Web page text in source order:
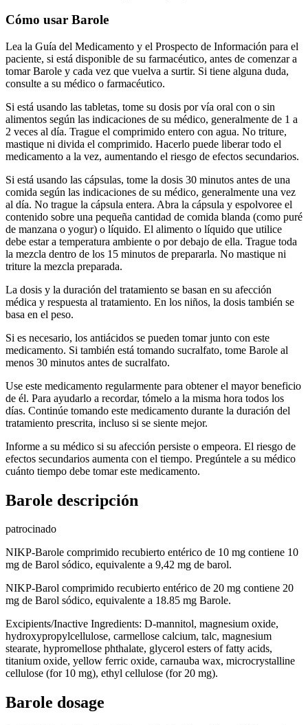
Cómo usar Barole
Lea la Guía del Medicamento y el Prospecto de Información para el
paciente, si está disponible de su farmacéutico, antes de comenzar a
tomar Barole y cada vez que vuelva a surtir. Si tiene alguna duda,
consulte a su médico o farmacéutico.
Si está usando las tabletas, tome su dosis por vía oral con o sin
alimentos según las indicaciones de su médico, generalmente de 1 a
2 veces al día. Trague el comprimido entero con agua. No triture,
mastique ni divida el comprimido. Hacerlo puede liberar todo el
medicamento a la vez, aumentando el riesgo de efectos secundarios.
Si está usando las cápsulas, tome la dosis 30 minutos antes de una
comida según las indicaciones de su médico, generalmente una vez
al día. No trague la cápsula entera. Abra la cápsula y espolvoree el
contenido sobre una pequeña cantidad de comida blanda (como puré
de manzana o yogur) o líquido. El alimento o líquido que utilice
debe estar a temperatura ambiente o por debajo de ella. Trague toda
la mezcla dentro de los 15 minutos de prepararla. No mastique ni
triture la mezcla preparada.
La dosis y la duración del tratamiento se basan en su afección
médica y respuesta al tratamiento. En los niños, la dosis también se
basa en el peso.
Si es necesario, los antiácidos se pueden tomar junto con este
medicamento. Si también está tomando sucralfato, tome Barole al
menos 30 minutos antes de sucralfato.
Use este medicamento regularmente para obtener el mayor beneficio
de él. Para ayudarlo a recordar, tómelo a la misma hora todos los
días. Continúe tomando este medicamento durante la duración del
tratamiento prescrita, incluso si se siente mejor.
Informe a su médico si su afección persiste o empeora. El riesgo de
efectos secundarios aumenta con el tiempo. Pregúntele a su médico
cuánto tiempo debe tomar este medicamento.
Barole descripción
patrocinado
NIKP-Barole comprimido recubierto entérico de 10 mg contiene 10
mg de Barol sódico, equivalente a 9,42 mg de barol.
NIKP-Barol comprimido recubierto entérico de 20 mg contiene 20
mg de Barol sódico, equivalente a 18.85 mg Barole.
Excipients/Inactive Ingredients: D-mannitol, magnesium oxide,
hydroxypropylcellulose, carmellose calcium, talc, magnesium
stearate, hypromellose phthalate, glycerol esters of fatty acids,
titanium oxide, yellow ferric oxide, carnauba wax, microcrystalline
cellulose (for 10 mg), ethyl cellulose (for 20 mg).
Barole dosage